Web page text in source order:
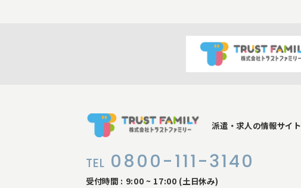
派遣・求人の情報サイト
TEL 0800-111-3140
受付時間 : 9:00 ~ 17:00 (土日休み)